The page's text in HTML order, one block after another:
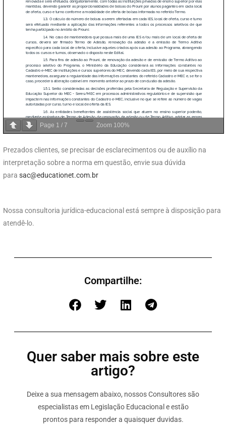
Page 1 / 7 Zoom 100%
Prezados clientes, se precisar de esclarecimentos ou de auxílio na
interpretação sobre a norma em questão, envie sua dúvida
para sac@educationet.com.br
Nossa consultoria jurídica-educacional está sempre à disposição para
atendê-lo.
Compartilhe:
Quer saber mais sobre este
artigo?
Deixe a sua mensagem abaixo, nossos Consultores são
especialistas em Legislação Educacional e estão
prontos para responder a quaisquer duvidas.